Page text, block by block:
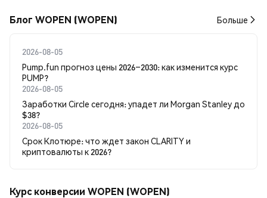
Блог WOPEN (WOPEN) Больше
2026-08-05
Pump.fun прогноз цены 2026–2030: как изменится курс
PUMP?
2026-08-05
Заработки Circle сегодня: упадет ли Morgan Stanley до
$38?
2026-08-05
Срок Клотюре: что ждет закон CLARITY и
криптовалюты к 2026?
Курс конверсии WOPEN (WOPEN)